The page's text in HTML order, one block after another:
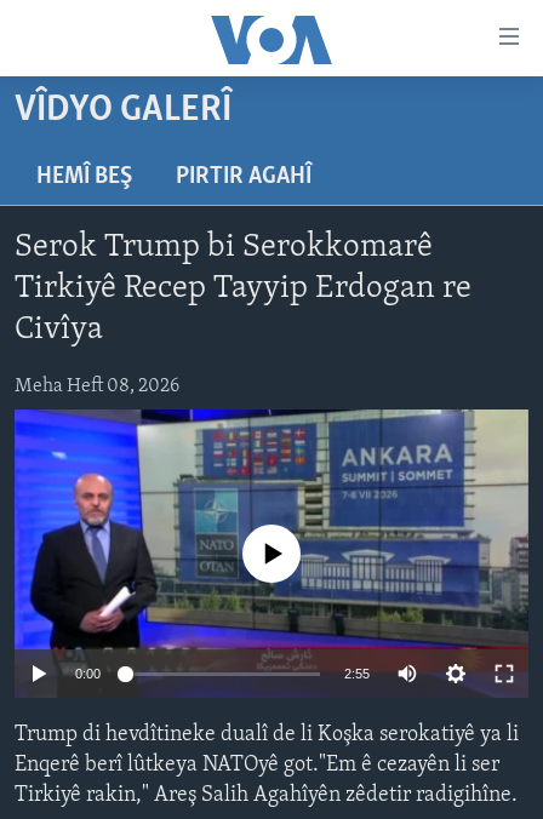
Yekser
here
naveroka
serekî
here
Malpera
Yekser
Lêgerînê
NÛÇE
FOTO GALERÎ
RADYO
HEVPEYVÎN
AMERÎKA
TIRKÎYE
SÛRÎYE
ÎRAQ
ÎRAN
ROJHILATA NAVÎN
CÎHAN
ÇAND Û HUNER
SERNIVÎS
SORANÎ
Learning English
FOLLOW US
VÎDYO GALERÎ
HEMÎ BEŞ PIRTIR AGAHÎ
Serok Trump bi Serokkomarê
Tirkiyê Recep Tayyip Erdogan re
Civîya
Meha Heft 08, 2026
Auto 360p
No media source currently available
0:00 2:55
360p
480p
Trump di hevdîtineke dualî de li Koşka serokatiyê ya li
Enqerê berî lûtkeya NATOyê got."Em ê cezayên li ser
Tirkiyê rakin," Areş Salih Agahîyên zêdetir radigihîne.